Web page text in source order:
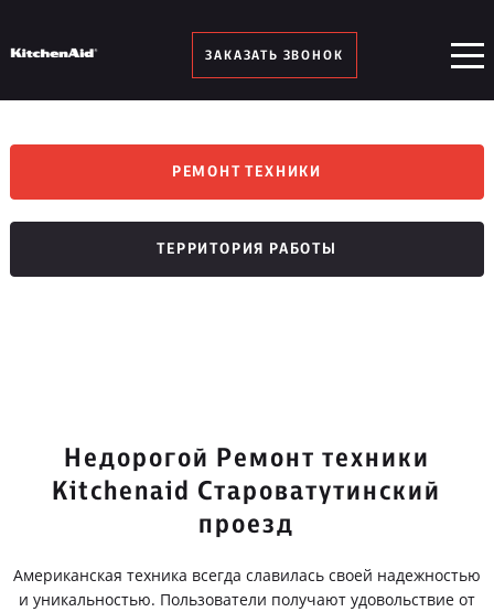
ЗАКАЗАТЬ ЗВОНОК
РЕМОНТ ТЕХНИКИ
ТЕРРИТОРИЯ РАБОТЫ
Недорогой Ремонт техники
Kitchenaid Староватутинский
проезд
Американская техника всегда славилась своей надежностью
и уникальностью. Пользователи получают удовольствие от